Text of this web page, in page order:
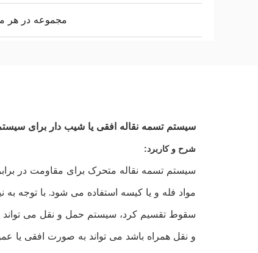
200 مجموعه در هر
سیستم تسمه نقاله افقی یا شیب دار برای
شرح و کاربرد:
سیستم تسمه نقاله متحرک برای مقاومت در
مواد فله و یا کیسه استفاده می شود. با توجه
سقوط تقسیم کرد، سیستم حمل و نقل می تواند
و نقل همراه باشد می تواند به صورت افقی یا